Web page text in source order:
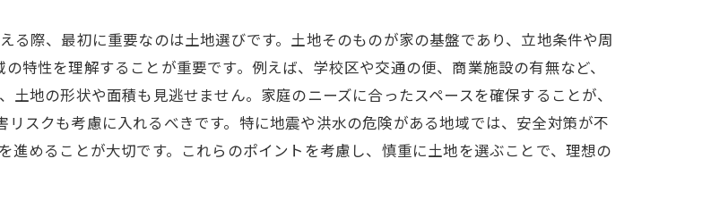
際、最初に重要なのは土地選びです。土地そのものが家の基盤であり、立地条件や周
特性を理解することが重要です。例えば、学校区や交通の便、商業施設の有無など、
地の形状や面積も見逃せません。家庭のニーズに合ったスペースを確保することが、
スクも考慮に入れるべきです。特に地震や洪水の危険がある地域では、安全対策が不
めることが大切です。これらのポイントを考慮し、慎重に土地を選ぶことで、理想の